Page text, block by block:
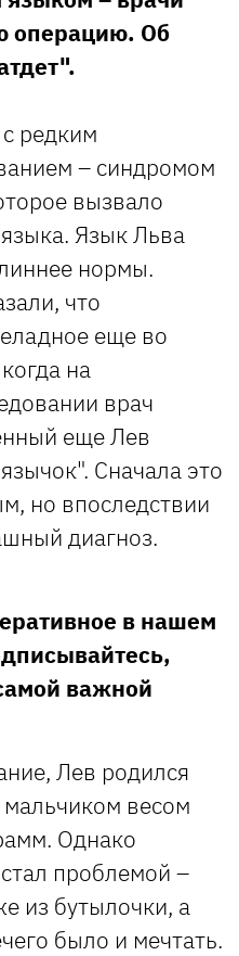
операцию. Об
редким
– синдромом
вызвало
Язык Льва
нормы.
что
еще во
на
врач
еще Лев
Сначала это
но впоследствии
диагноз.
в нашем
важной
Лев родился
весом
Однако
проблемой –
из бутылочки, а
было и мечтать.